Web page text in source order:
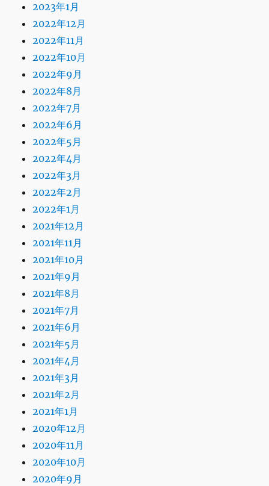
2023年1月
2022年12月
2022年11月
2022年10月
2022年9月
2022年8月
2022年7月
2022年6月
2022年5月
2022年4月
2022年3月
2022年2月
2022年1月
2021年12月
2021年11月
2021年10月
2021年9月
2021年8月
2021年7月
2021年6月
2021年5月
2021年4月
2021年3月
2021年2月
2021年1月
2020年12月
2020年11月
2020年10月
2020年9月